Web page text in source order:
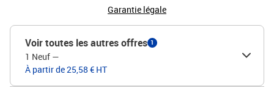
Garantie légale
Voir toutes les autres offres 1
1 Neuf —
À partir de 25,58 € HT